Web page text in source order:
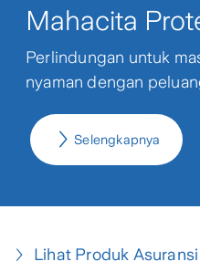
Mahacita
Perlindungan untuk
nyaman dengan
Selengkapnya
Lihat Produk